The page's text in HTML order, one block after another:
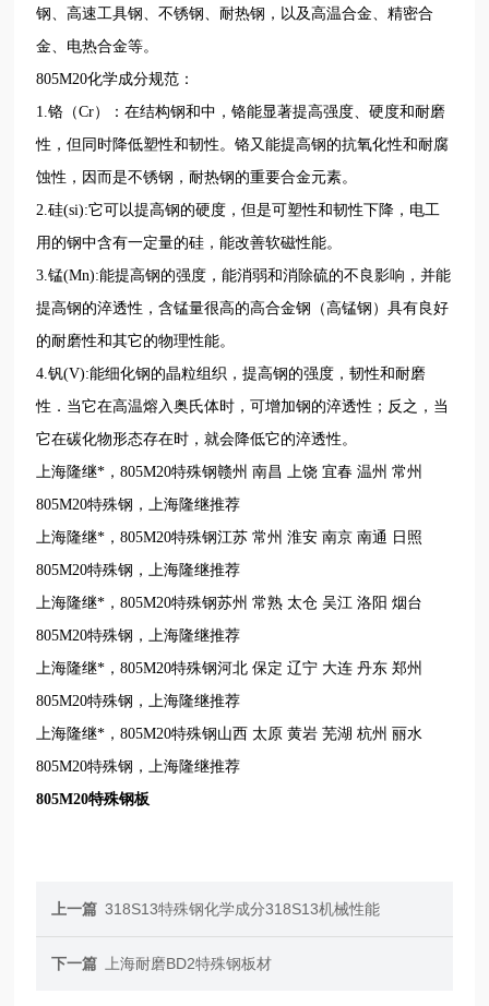
钢、高速工具钢、不锈钢、耐热钢，以及高温合金、精密合
金、电热合金等。
805M20化学成分规范：
1.铬（Cr）：在结构钢和中，铬能显著提高强度、硬度和耐磨
性，但同时降低塑性和韧性。铬又能提高钢的抗氧化性和耐腐
蚀性，因而是不锈钢，耐热钢的重要合金元素。
2.硅(si):它可以提高钢的硬度，但是可塑性和韧性下降，电工
用的钢中含有一定量的硅，能改善软磁性能。
3.锰(Mn):能提高钢的强度，能消弱和消除硫的不良影响，并能
提高钢的淬透性，含锰量很高的高合金钢（高锰钢）具有良好
的耐磨性和其它的物理性能。
4.钒(V):能细化钢的晶粒组织，提高钢的强度，韧性和耐磨
性．当它在高温熔入奥氏体时，可增加钢的淬透性；反之，当
它在碳化物形态存在时，就会降低它的淬透性。
上海隆继*，805M20特殊钢赣州 南昌 上饶 宜春 温州 常州
805M20特殊钢，上海隆继推荐
上海隆继*，805M20特殊钢江苏 常州 淮安 南京 南通 日照
805M20特殊钢，上海隆继推荐
上海隆继*，805M20特殊钢苏州 常熟 太仓 吴江 洛阳 烟台
805M20特殊钢，上海隆继推荐
上海隆继*，805M20特殊钢河北 保定 辽宁 大连 丹东 郑州
805M20特殊钢，上海隆继推荐
上海隆继*，805M20特殊钢山西 太原 黄岩 芜湖 杭州 丽水
805M20特殊钢，上海隆继推荐
805M20特殊钢板
上一篇 318S13特殊钢化学成分318S13机械性能
下一篇 上海耐磨BD2特殊钢板材